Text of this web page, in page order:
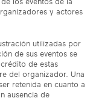
los eventos de la
y actores
utilizadas por
de sus eventos se
de estas
del organizador. Una
retenida en cuanto a
ausencia de